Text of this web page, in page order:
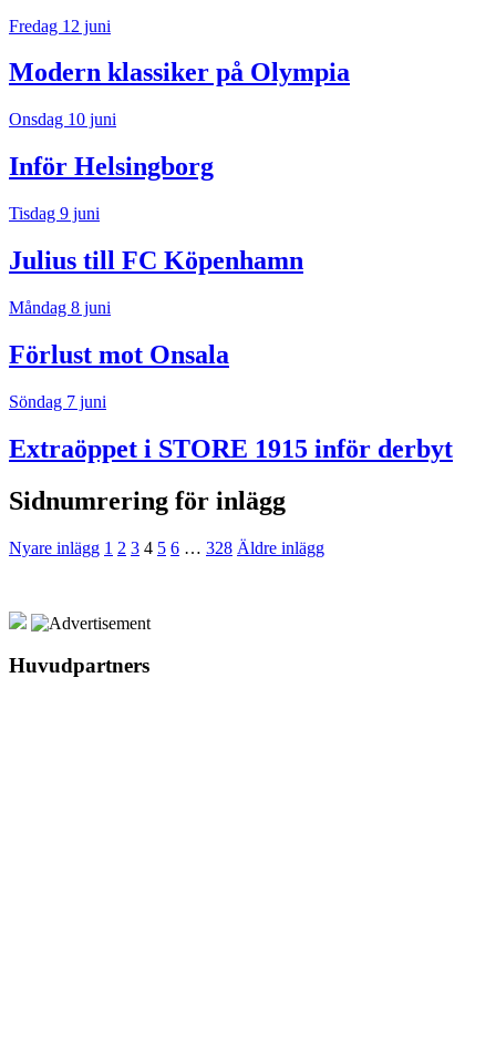
Fredag 12 juni
Modern klassiker på Olympia
Onsdag 10 juni
Inför Helsingborg
Tisdag 9 juni
Julius till FC Köpenhamn
Måndag 8 juni
Förlust mot Onsala
Söndag 7 juni
Extraöppet i STORE 1915 inför derbyt
Sidnumrering för inlägg
Nyare inlägg 1 2 3 4 5 6 … 328 Äldre inlägg
Huvudpartners